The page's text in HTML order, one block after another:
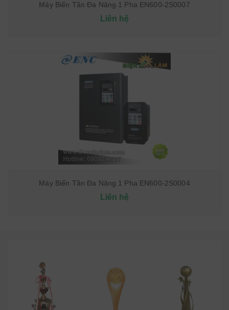
Máy Biến Tần Đa Năng 1 Pha EN600-2S0007
Liên hệ
Máy Biến Tần Đa Năng 1 Pha EN600-2S0004
Liên hệ